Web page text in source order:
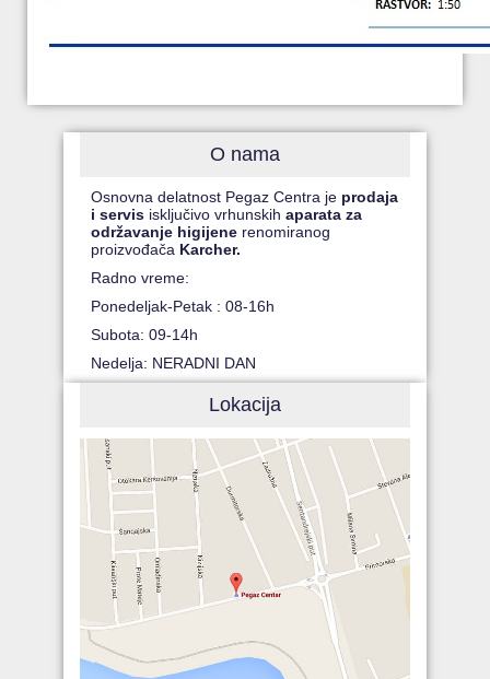
O nama
Osnovna delatnost Pegaz Centra je prodaja
i servis isključivo vrhunskihaparata za
održavanje higijene renomiranog
proizvođača Karcher.
Radno vreme:
Ponedeljak-Petak : 08-16h
Subota: 09-14h
Nedelja: NERADNI DAN
Lokacija